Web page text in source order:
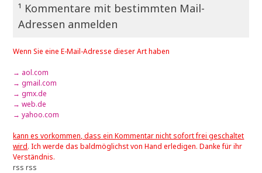
¹ Kommentare mit bestimmten Mail-
Adressen anmelden
Wenn Sie eine E-Mail-Adresse dieser Art haben
→ aol.com
→ gmail.com
→ gmx.de
→ web.de
→ yahoo.com
kann es vorkommen, dass ein Kommentar nicht sofort frei geschaltet
wird. Ich werde das baldmöglichst von Hand erledigen. Danke für ihr
Verständnis.
rss rss